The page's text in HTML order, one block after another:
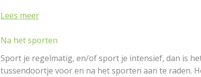
Lees meer
Na het sporten
Sport je regelmatig, en/of sport je intensief, dan is
tussendoortje voor en na het sporten aan te raden.